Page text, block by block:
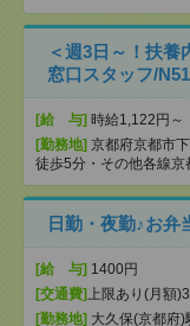
＜週3日～！扶
窓口スタッフ/
[給 与] 時給1,122円～
[勤務地] 京都府京都市
徒歩5分・その他各線京
日勤・夜勤♪お弁
[給 与] 1400円
[交通費] 上限あり(月額
[勤務地] 大久保(京都府